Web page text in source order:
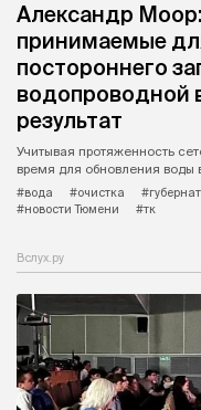
Александр
принимаемые
постороннего
водопроводной
результат
Учитывая протяженность
время для обновления воды
#вода
#очистка
#новости Тюмени
#тк
Вслух.ру